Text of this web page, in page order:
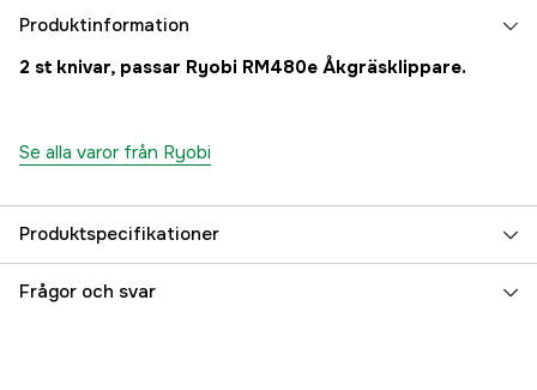
Produktinformation
2 st knivar, passar Ryobi RM480e Åkgräsklippare.
Se alla varor från Ryobi
Produktspecifikationer
Referensnummer 3000078243
Frågor och svar